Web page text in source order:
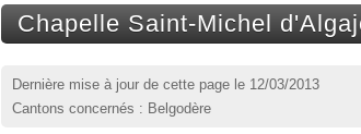
Chapelle Saint-Michel
Dernière mise à jour de cette page le 12/03/2013
Cantons concernés : Belgodère